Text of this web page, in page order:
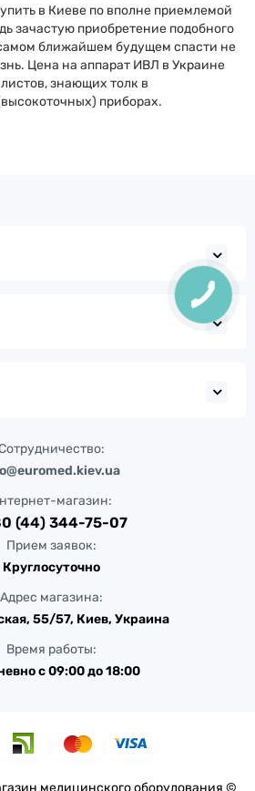
в Киеве по вполне приемлемой
зачастую приобретение подобного
ближайшем будущем спасти не
Цена на аппарат ИВЛ в Украине
знающих толк в
приборах.
магазин:
(44) 344-75-07
Прием заявок:
Круглосуточно
Адрес магазина:
55/57, Киев, Украина
Время работы:
с 09:00 до 18:00
медицинского оборудования ©